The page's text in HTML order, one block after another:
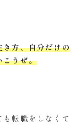
き方、自分だけの
こうぜ。
転職をしなくて